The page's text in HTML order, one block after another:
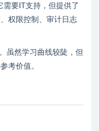
需要IT支持，但提供了
权限控制、审计日志
虽然学习曲线较陡，但
考价值。